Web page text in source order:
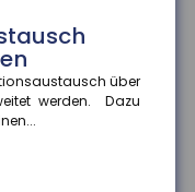
über
werden. Dazu
stark
im Juni 2026 auf 2,3